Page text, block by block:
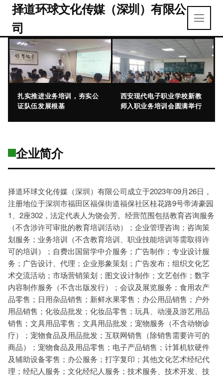
择道环球文化传媒（深圳）有限公
司
扎实推进业务培训，夯实公
证队伍发展根基
西安现代电子职业学校新教
师入职业务培训会圆满举行
企业简介
择道环球文化传媒（深圳）有限公司成立于2023年09月26日，
注册地位于深圳市福田区福保街道福保社区桂花路9号帝涛豪园
1、2座302，法定代表人为饶会芳。经营范围包括教育咨询服务
（不含涉许可审批的教育培训活动）；企业管理咨询；咨询策
划服务；业务培训（不含教育培训、职业技能培训等需取得许
可的培训）；自费出国留学中介服务；广告制作；专业设计服
务；广告设计、代理；企业形象策划；广告发布；组织文化艺
术交流活动；市场营销策划；图文设计制作；文艺创作；数字
内容制作服务（不含出版发行）；会议及展览服务；食用农产
品零售；日用杂品销售；新鲜水果零售；办公用品销售；户外
用品销售；化妆品批发；化妆品零售；玩具、动漫及游艺用品
销售；文具用品零售；文具用品批发；宠物服务（不含动物诊
疗）；宠物食品及用品批发；互联网销售（除销售需要许可的
商品）；宠物食品及用品零售；电子产品销售；计算机软硬件
及辅助设备零售；办公服务；打字复印；其他文化艺术经纪代
理；经纪人服务；文化经纪人服务；技术服务、技术开发、技